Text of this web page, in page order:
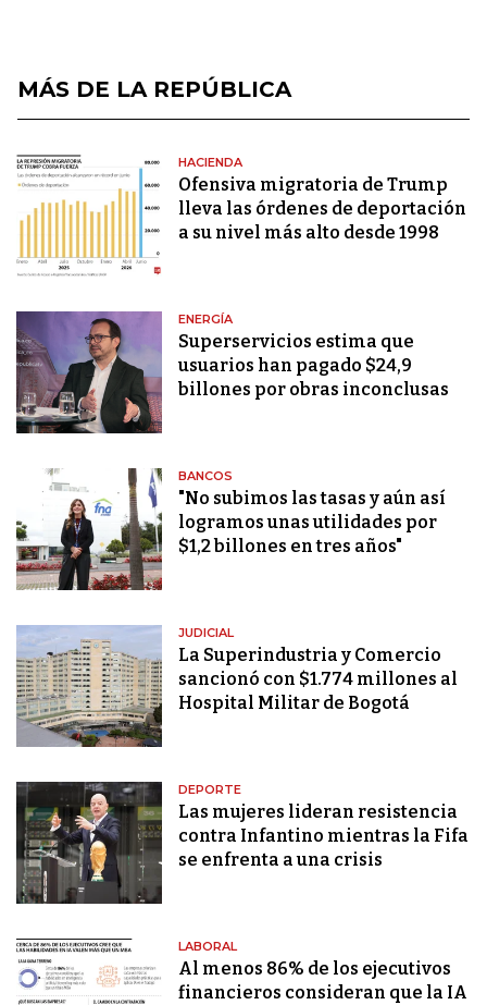
MÁS DE LA REPÚBLICA
HACIENDA
Ofensiva migratoria de Trump
lleva las órdenes de deportación
a su nivel más alto desde 1998
ENERGÍA
Superservicios estima que
usuarios han pagado $24,9
billones por obras inconclusas
BANCOS
"No subimos las tasas y aún así
logramos unas utilidades por
$1,2 billones en tres años"
JUDICIAL
La Superindustria y Comercio
sancionó con $1.774 millones al
Hospital Militar de Bogotá
DEPORTE
Las mujeres lideran resistencia
contra Infantino mientras la Fifa
se enfrenta a una crisis
LABORAL
Al menos 86% de los ejecutivos
financieros consideran que la IA